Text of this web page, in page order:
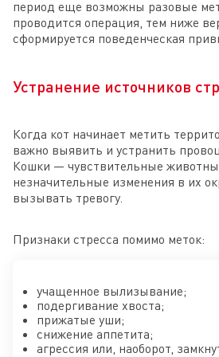
период еще возможны разовые
проводится операция, тем ниже
сформируется поведенческая
Устранение источников
Когда кот начинает метить
важно выявить и устранить
Кошки — чувствительные
незначительные изменения в их
вызывать тревогу.
Признаки стресса помимо меток:
учащенное вылизывание;
подергивание хвоста;
прижатые уши;
снижение аппетита;
агрессия или, наоборот,